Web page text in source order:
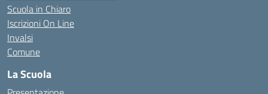
Scuola in Chiaro
Iscrizioni On Line
Invalsi
Comune
La Scuola